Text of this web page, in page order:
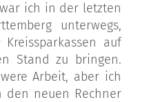
ich in der letzten
unterwegs,
auf
Stand zu bringen.
Arbeit, aber ich
den neuen Rechner